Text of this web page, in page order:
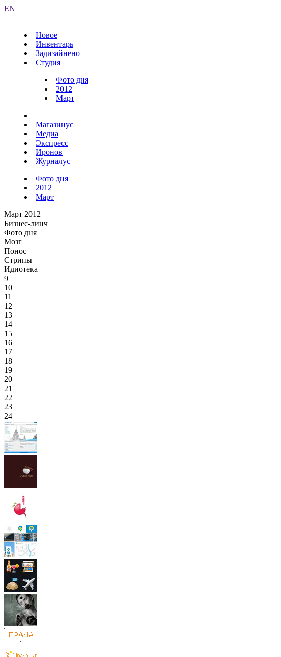
EN
Новое
Инвентарь
Задизайнено
Студия
Фото дня
2012
Март
Магазинус
Медиа
Экспресс
Иронов
Журналус
Фото дня
2012
Март
Март 2012
Бизнес-линч
Фото дня
Мозг
Понос
Стрипы
Идиотека
9
10
11
12
13
14
15
16
17
18
19
20
21
22
23
24